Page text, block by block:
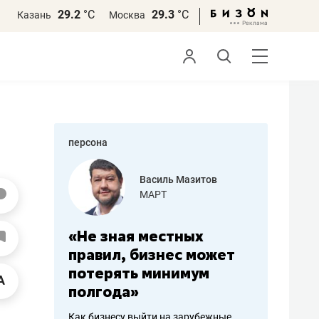
Казань 29.2 °С Москва 29.3 °С
персона
работа
Василь Мазитов
МАРТ
«Не зная местных
правил, бизнес может
потерять минимум
полгода»